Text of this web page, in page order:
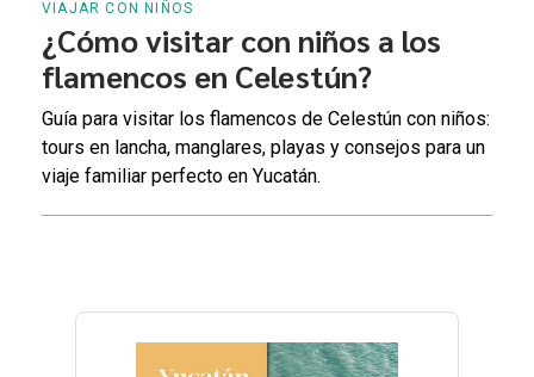
VIAJAR CON NIÑOS
¿Cómo visitar con niños a los
flamencos en Celestún?
Guía para visitar los flamencos de Celestún con niños:
tours en lancha, manglares, playas y consejos para un
viaje familiar perfecto en Yucatán.